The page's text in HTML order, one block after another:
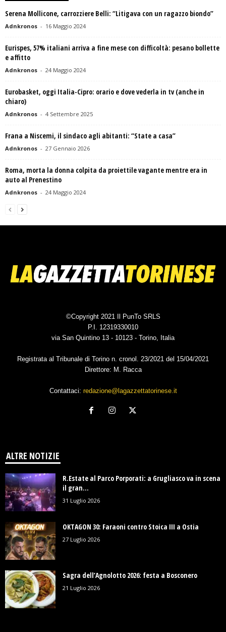
Serena Mollicone, carrozziere Belli: “Litigava con un ragazzo biondo”
Adnkronos - 16 Maggio 2024
Eurispes, 57% italiani arriva a fine mese con difficoltà: pesano bollette
e affitto
Adnkronos - 24 Maggio 2024
Eurobasket, oggi Italia-Cipro: orario e dove vederla in tv (anche in
chiaro)
Adnkronos - 4 Settembre 2025
Frana a Niscemi, il sindaco agli abitanti: “State a casa”
Adnkronos - 27 Gennaio 2026
Roma, morta la donna colpita da proiettile vagante mentre era in
auto al Prenestino
Adnkronos - 24 Maggio 2024
©Copyright 2021 Il PunTo SRLS
P.I. 12319330010
via San Quintino 13 - 10123 - Torino, Italia
Registrata al Tribunale di Torino n. cronol. 23/2021 del 15/04/2021
Direttore: M. Racca
Contattaci: redazione@lagazzettatorinese.it
ALTRE NOTIZIE
R.Estate al Parco Porporati: a Grugliasco va in scena
il gran...
31 Luglio 2026
OKTAGON 30: Faraoni contro Stoica III a Ostia
27 Luglio 2026
Sagra dell’Agnolotto 2026: festa a Bosconero
21 Luglio 2026